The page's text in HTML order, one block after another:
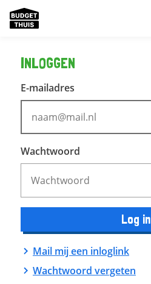
INLOGGEN
E-mailadres
Wachtwoord
Log in
Mail mij een inloglink
Wachtwoord vergeten